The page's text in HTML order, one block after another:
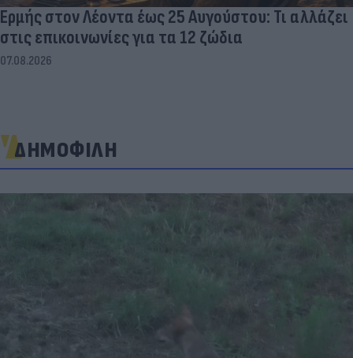
Ερμής στον Λέοντα έως 25 Αυγούστου: Τι αλλάζει
στις επικοινωνίες για τα 12 ζώδια
07.08.2026
ΔΗΜΟΦΙΛΗ